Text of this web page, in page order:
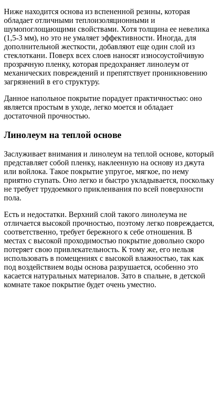
Ниже находится основа из вспененной резины, которая
обладает отличными теплоизоляционными и
шумопоглощающими свойствами. Хотя толщина ее невелика
(1,5-3 мм), но это не умаляет эффективности. Иногда, для
дополнительной жесткости, добавляют еще один слой из
стеклоткани. Поверх всех слоев наносят износоустойчивую
прозрачную пленку, которая предохраняет линолеум от
механических повреждений и препятствует проникновению
загрязнений в его структуру.
Данное напольное покрытие порадует практичностью: оно
является простым в уходе, легко моется и обладает
достаточной прочностью.
Линолеум на теплой основе
Заслуживает внимания и линолеум на теплой основе, который
представляет собой пленку, наклеенную на основу из джута
или войлока. Такое покрытие упругое, мягкое, по нему
приятно ступать. Оно легко и быстро укладывается, поскольку
не требует трудоемкого приклеивания по всей поверхности
пола.
Есть и недостатки. Верхний слой такого линолеума не
отличается высокой прочностью, поэтому легко повреждается,
соответственно, требует бережного к себе отношения. В
местах с высокой проходимостью покрытие довольно скоро
потеряет свою привлекательность. К тому же, его нельзя
использовать в помещениях с высокой влажностью, так как
под воздействием воды основа разрушается, особенно это
касается натуральных материалов. Зато в спальне, в детской
комнате такое покрытие будет очень уместно.